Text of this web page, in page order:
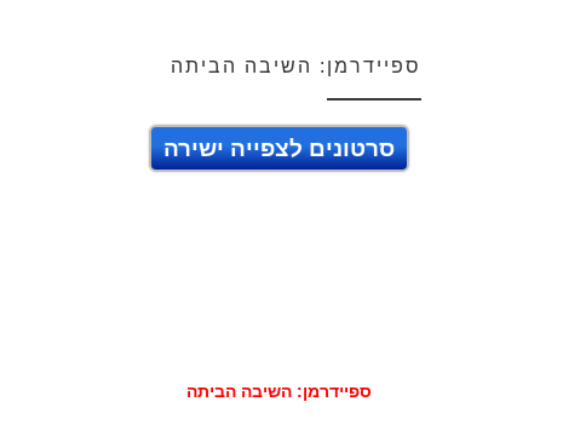
ספיידרמן: השיבה הביתה
סרטונים לצפייה ישירה
ספיידרמן: השיבה הביתה